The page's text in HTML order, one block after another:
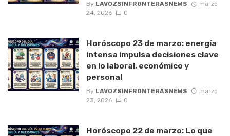
By LAVOZSINFRONTERASNEWS
marzo
24, 2026
0
Horóscopo 23 de marzo: energía
intensa impulsa decisiones clave
en lo laboral, económico y
personal
By LAVOZSINFRONTERASNEWS
marzo
23, 2026
0
Horóscopo 22 de marzo: Lo que